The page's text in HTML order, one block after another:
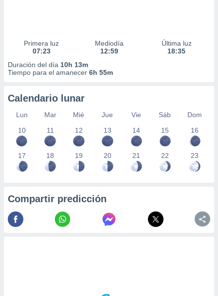
Primera luz
07:23
Mediodía
12:59
Última luz
18:35
Duración del día 10h 13m
Tiempo para el amanecer 6h 55m
Calendario lunar
Lun Mar Mié Jue Vie Sáb
Dom
10
11 12 13 14 15 16
17 18 19 20 21 22 23
Compartir predicción